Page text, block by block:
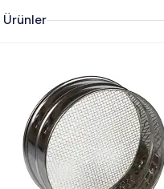
sonra, hızlı
ve satın almak için
ziyaret
Ürünler